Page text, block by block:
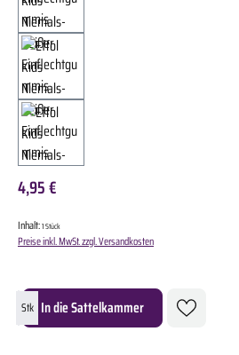
4,95 €
Inhalt:1 Stück
Preise inkl. MwSt. zzgl. Versandkosten
Produkt Anzahl: Gib den gewünschten Wert ein
Stk In die Sattelkammer